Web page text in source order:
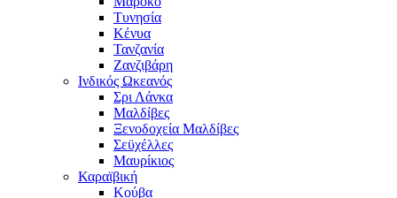
Τυνησία
Κένυα
Τανζανία
Ζανζιβάρη
Ινδικός Ωκεανός
Σρι Λάνκα
Μαλδίβες
Ξενοδοχεία Μαλδίβες
Σεϋχέλλες
Μαυρίκιος
Καραϊβική
Κούβα